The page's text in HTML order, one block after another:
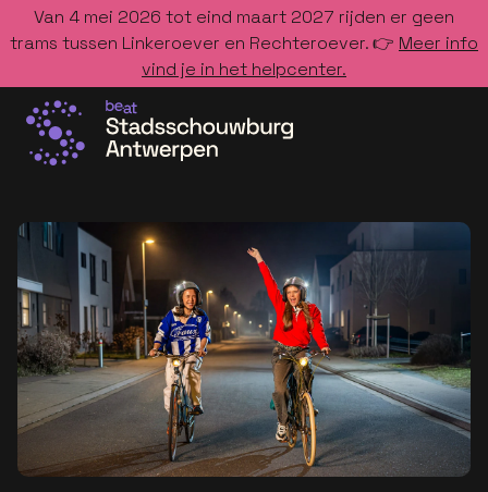
Van 4 mei 2026 tot eind maart 2027 rijden er geen
trams tussen Linkeroever en Rechteroever. 👉 Meer info
vind je in het helpcenter.